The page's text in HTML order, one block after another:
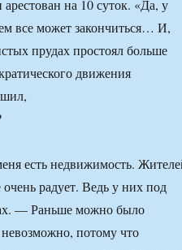
на 10 суток. «Да, у
все может закончиться… И,
прудах простоял больше
движения
есть недвижимость.
радует. Ведь у них под
— Раньше можно было
невозможно, потому что